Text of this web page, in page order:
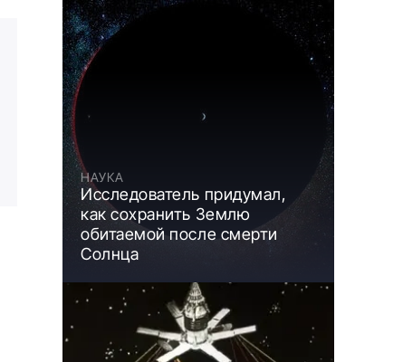
НАУКА
Исследователь придумал,
как сохранить Землю
обитаемой после смерти
Солнца